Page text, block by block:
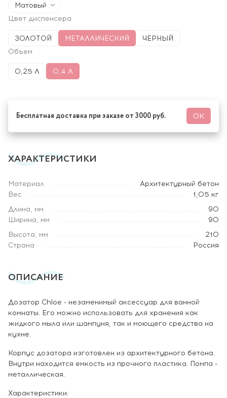
Матовый
Цвет диспенсера
ЗОЛОТОЙ МЕТАЛЛИЧЕСКИЙ
ЧЕРНЫЙ
Объем
0,25 Л 0,4 Л
Бесплатная доставка при заказе от 3000 руб. ОК
ХАРАКТЕРИСТИКИ
Материал
Архитектурный бетон
Вес
1,05 кг
Длина, мм
90
Ширина, мм
90
Высота, мм
210
Страна
Россия
ОПИСАНИЕ
Дозатор Chloe - незаменимый аксессуар для ванной
комнаты. Его можно использовать для хранения как
жидкого мыла или шампуня, так и моющего средства на
кухне.
Корпус дозатора изготовлен из архитектурного бетона.
Внутри находится емкость из прочного пластика. Помпа -
металлическая.
Характеристики: